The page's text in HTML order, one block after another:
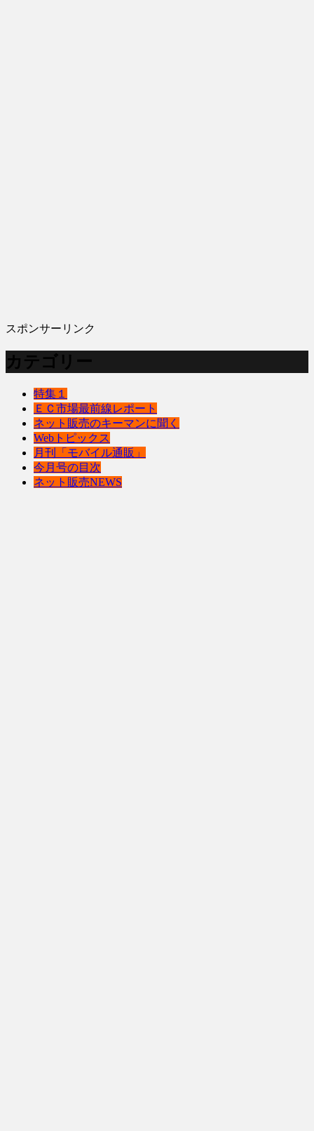
スポンサーリンク
カテゴリー
特集１
ＥＣ市場最前線レポート
ネット販売のキーマンに聞く
Webトピックス
月刊「モバイル通販」
今月号の目次
ネット販売NEWS